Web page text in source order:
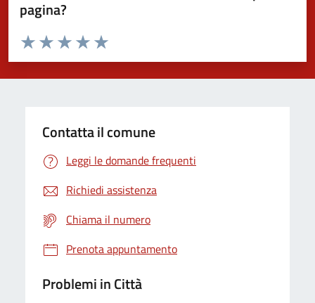
pagina?
Domanda
Valuta da 1 a 5 stelle la pagina
Valuta 5 stelle su 5
Valuta 4 stelle su 5
Valuta 3 stelle su 5
Valuta 2 stelle su 5
Valuta 1 stelle su 5
Contatta il comune
Leggi le domande frequenti
Richiedi assistenza
Chiama il numero
Prenota appuntamento
Problemi in Città